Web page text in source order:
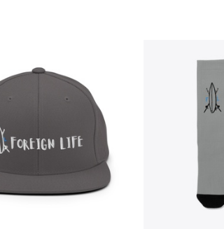
19,00
20,00
Unisex
27,00